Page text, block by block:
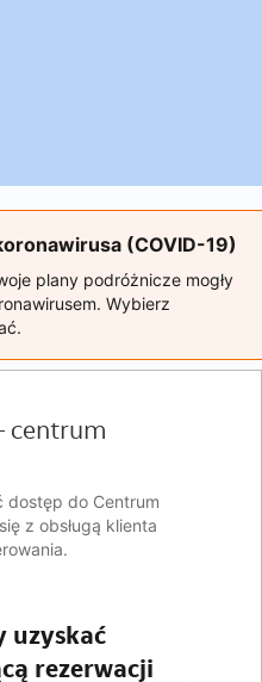
(COVID-19)
plany podróżnicze mogły
Wybierz
centrum
dostęp do Centrum
z obsługą klienta
uzyskać
rezerwacji